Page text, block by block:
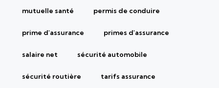
mutuelle santé permis de conduire
prime d'assurance primes d'assurance
salaire net sécurité automobile
sécurité routière tarifs assurance